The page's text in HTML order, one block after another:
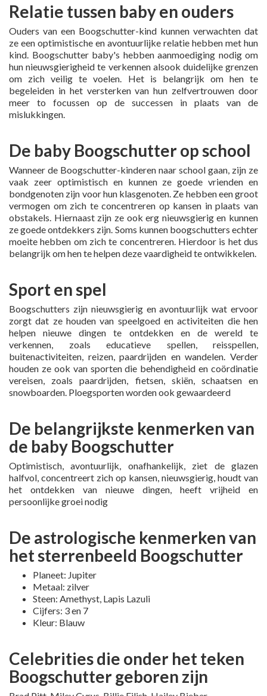
Relatie tussen baby en ouders
Ouders van een Boogschutter-kind kunnen verwachten dat
ze een optimistische en avontuurlijke relatie hebben met hun
kind. Boogschutter baby's hebben aanmoediging nodig om
hun nieuwsgierigheid te verkennen alsook duidelijke grenzen
om zich veilig te voelen. Het is belangrijk om hen te
begeleiden in het versterken van hun zelfvertrouwen door
meer to focussen op de successen in plaats van de
mislukkingen.
De baby Boogschutter op school
Wanneer de Boogschutter-kinderen naar school gaan, zijn ze
vaak zeer optimistisch en kunnen ze goede vrienden en
bondgenoten zijn voor hun klasgenoten. Ze hebben een groot
vermogen om zich te concentreren op kansen in plaats van
obstakels. Hiernaast zijn ze ook erg nieuwsgierig en kunnen
ze goede ontdekkers zijn. Soms kunnen boogschutters echter
moeite hebben om zich te concentreren. Hierdoor is het dus
belangrijk om hen te helpen deze vaardigheid te ontwikkelen.
Sport en spel
Boogschutters zijn nieuwsgierig en avontuurlijk wat ervoor
zorgt dat ze houden van speelgoed en activiteiten die hen
helpen nieuwe dingen te ontdekken en de wereld te
verkennen, zoals educatieve spellen, reisspellen,
buitenactiviteiten, reizen, paardrijden en wandelen. Verder
houden ze ook van sporten die behendigheid en coördinatie
vereisen, zoals paardrijden, fietsen, skiën, schaatsen en
snowboarden. Ploegsporten worden ook gewaardeerd
De belangrijkste kenmerken van
de baby Boogschutter
Optimistisch, avontuurlijk, onafhankelijk, ziet de glazen
halfvol, concentreert zich op kansen, nieuwsgierig, houdt van
het ontdekken van nieuwe dingen, heeft vrijheid en
persoonlijke groei nodig
De astrologische kenmerken van
het sterrenbeeld Boogschutter
Planeet: Jupiter
Metaal: zilver
Steen: Amethyst, Lapis Lazuli
Cijfers: 3 en 7
Kleur: Blauw
Celebrities die onder het teken
Boogschutter geboren zijn